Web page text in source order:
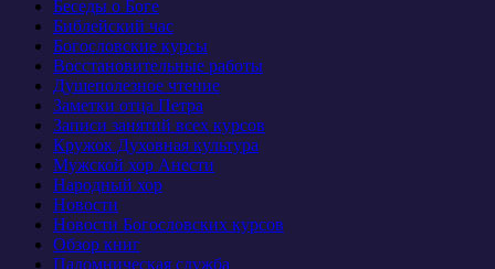
Беседы о Боге
Библейский час
Богословские курсы
Восстановительные работы
Душеполезное чтение
Заметки отца Петра
Записи занятий всех курсов
Кружок Духовная культура
Мужской хор Анести
Народный хор
Новости
Новости Богословских курсов
Обзор книг
Паломническая служба